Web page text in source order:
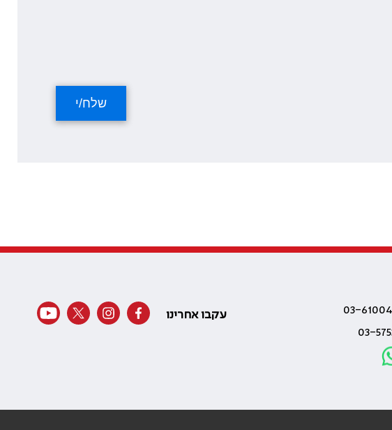
עקבו אחרינו